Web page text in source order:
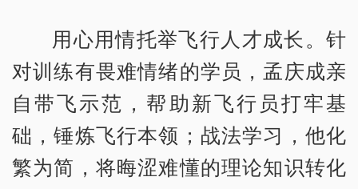
用心用情托举飞行人才成长。针
对训练有畏难情绪的学员，孟庆成亲
自带飞示范，帮助新飞行员打牢基
础，锤炼飞行本领；战法学习，他化
繁为简，将晦涩难懂的理论知识转化